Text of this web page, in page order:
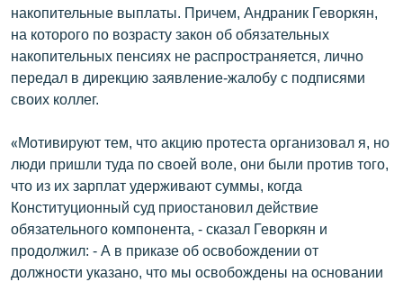
накопительные выплаты. Причем, Андраник Геворкян,
на которого по возрасту закон об обязательных
накопительных пенсиях не распространяется, лично
передал в дирекцию заявление-жалобу с подписями
своих коллег.
«Мотивируют тем, что акцию протеста организовал я, но
люди пришли туда по своей воле, они были против того,
что из их зарплат удерживают суммы, когда
Конституционный суд приостановил действие
обязательного компонента, - сказал Геворкян и
продолжил: - А в приказе об освобождении от
должности указано, что мы освобождены на основании